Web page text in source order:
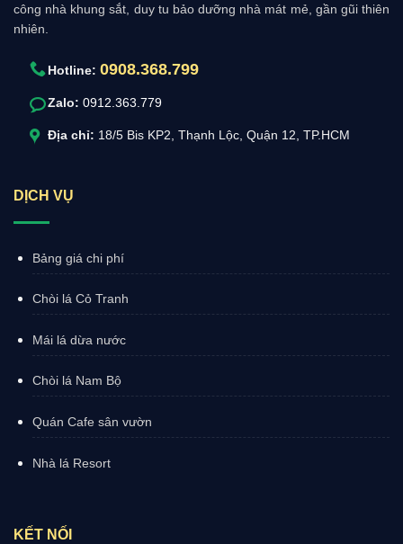
công nhà khung sắt, duy tu bảo dưỡng nhà mát mẻ, gần gũi thiên
nhiên.
Hotline: 0908.368.799
Zalo: 0912.363.779
Địa chỉ: 18/5 Bis KP2, Thạnh Lộc, Quận 12, TP.HCM
DỊCH VỤ
Bảng giá chi phí
Chòi lá Cỏ Tranh
Mái lá dừa nước
Chòi lá Nam Bộ
Quán Cafe sân vườn
Nhà lá Resort
KẾT NỐI